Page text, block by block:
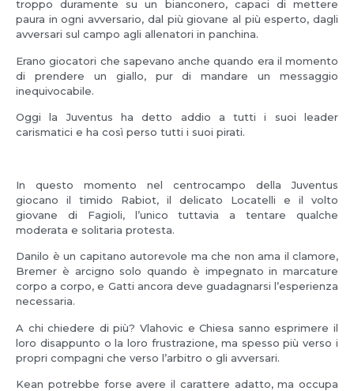
troppo duramente su un bianconero, capaci di mettere
paura in ogni avversario, dal più giovane al più esperto, dagli
avversari sul campo agli allenatori in panchina.
Erano giocatori che sapevano anche quando era il momento
di prendere un giallo, pur di mandare un messaggio
inequivocabile.
Oggi la Juventus ha detto addio a tutti i suoi leader
carismatici e ha così perso tutti i suoi pirati.
In questo momento nel centrocampo della Juventus
giocano il timido Rabiot, il delicato Locatelli e il volto
giovane di Fagioli, l’unico tuttavia a tentare qualche
moderata e solitaria protesta.
Danilo è un capitano autorevole ma che non ama il clamore,
Bremer è arcigno solo quando è impegnato in marcature
corpo a corpo, e Gatti ancora deve guadagnarsi l’esperienza
necessaria.
A chi chiedere di più? Vlahovic e Chiesa sanno esprimere il
loro disappunto o la loro frustrazione, ma spesso più verso i
propri compagni che verso l’arbitro o gli avversari.
Kean potrebbe forse avere il carattere adatto, ma occupa